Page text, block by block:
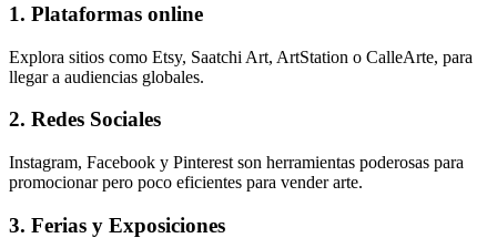
1. Plataformas online
Explora sitios como Etsy, Saatchi Art, ArtStation o CalleArte, para
llegar a audiencias globales.
2. Redes Sociales
Instagram, Facebook y Pinterest son herramientas poderosas para
promocionar pero poco eficientes para vender arte.
3. Ferias y Exposiciones